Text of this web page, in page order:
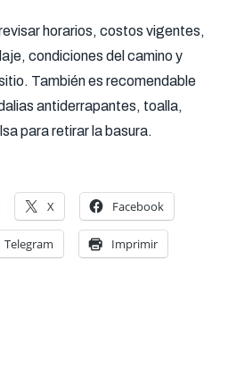
horarios, costos vigentes,
condiciones del camino y
También es recomendable
antiderrapantes, toalla,
para retirar la basura.
X Facebook
Telegram Imprimir